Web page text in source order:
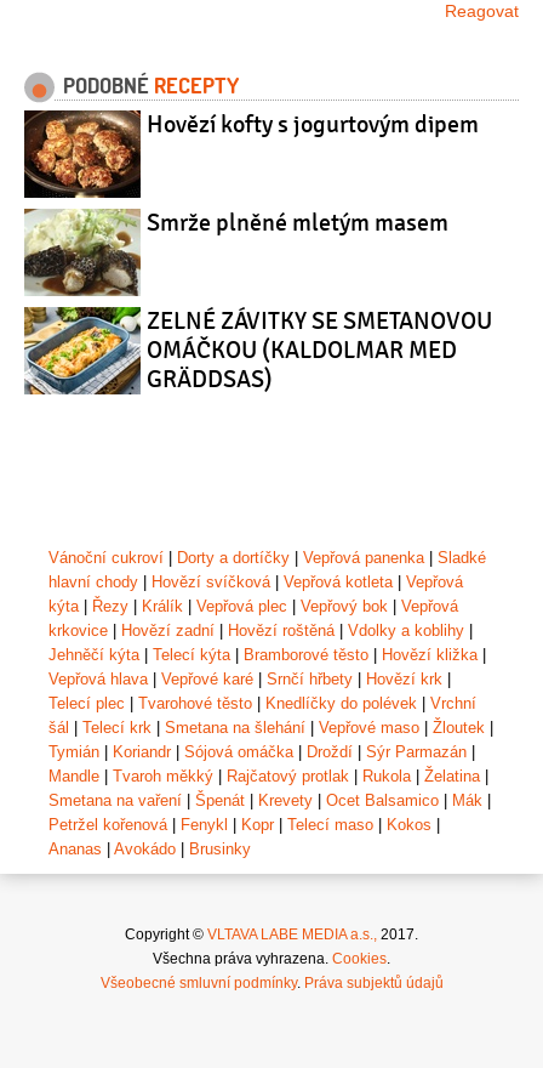
Reagovat
PODOBNÉ RECEPTY
Hovězí kofty s jogurtovým dipem
Smrže plněné mletým masem
ZELNÉ ZÁVITKY SE SMETANOVOU
OMÁČKOU (KALDOLMAR MED
GRÄDDSAS)
Vánoční cukroví Dorty a dortíčky Vepřová panenka| Sladké
hlavní chody
Hovězí svíčková| Vepřová kotleta| Vepřová
kýta| Řezy Králík Vepřová plec Vepřový bok
Vepřová
krkovice
Hovězí zadní Hovězí roštěná| Vdolky a koblihy
Jehněčí kýta| Telecí kýta| Bramborové těsto Hovězí kližka|
Vepřová hlava| Vepřové karé Srnčí hřbety Hovězí krk
Telecí plec
Tvarohové těsto Knedlíčky do polévek
Vrchní
šál
Telecí krk Smetana na šlehání Vepřové maso Žloutek
Tymián
Koriandr| Sójová omáčka| Droždí Sýr Parmazán
Mandle
Tvaroh měkký Rajčatový protlak Rukola| Želatina|
Smetana na vaření
Špenát Krevety Ocet Balsamico Mák
Petržel kořenová| Fenykl Kopr| Telecí maso Kokos
Ananas
Avokádo Brusinky
Copyright © VLTAVA LABE MEDIA a.s., 2017.
Všechna práva vyhrazena. Cookies.
Všeobecné smluvní podmínky. Práva subjektů údajů